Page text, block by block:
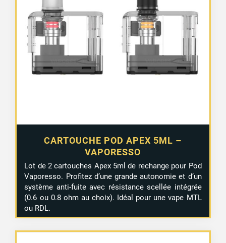
CARTOUCHE POD APEX 5ML –
VAPORESSO
Lot de 2 cartouches Apex 5ml de rechange pour Pod
Vaporesso. Profitez d’une grande autonomie et d’un
système anti-fuite avec résistance scellée intégrée
(0.6 ou 0.8 ohm au choix). Idéal pour une vape MTL
ou RDL.